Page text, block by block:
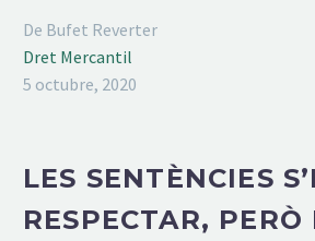
De Bufet Reverter
Dret Mercantil
5 octubre, 2020
LES SENTÈNCIES
RESPECTAR, PERÒ